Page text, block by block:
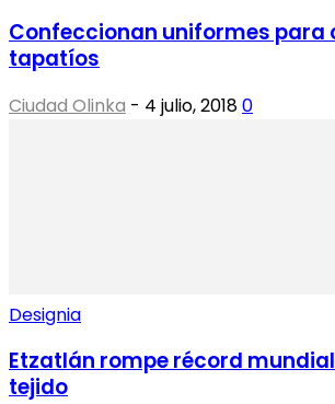
Confeccionan uniformes para
tapatíos
Ciudad Olinka - 4 julio, 20180
Designia
Etzatlán rompe récord
tejido